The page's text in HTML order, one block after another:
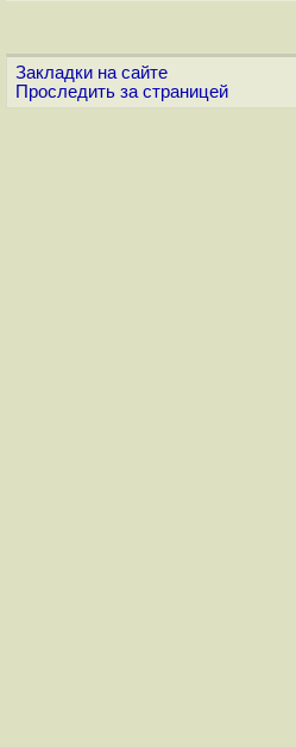
Закладки на сайте
Проследить за страницей